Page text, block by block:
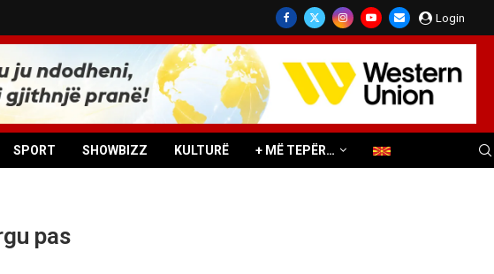
Login
SPORT SHOWBIZZ KULTURË + MË TEPËR…
pas